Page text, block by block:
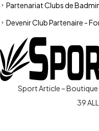
Partenariat Clubs de
Devenir Club Partenaire -
Sport Article –
39